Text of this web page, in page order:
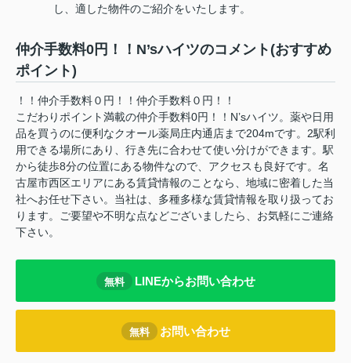
し、適した物件のご紹介をいたします。
仲介手数料0円！！N’sハイツのコメント(おすすめ
ポイント)
！！仲介手数料０円！！仲介手数料０円！！
こだわりポイント満載の仲介手数料0円！！N’sハイツ。薬や日用
品を買うのに便利なクオール薬局庄内通店まで204mです。2駅利
用できる場所にあり、行き先に合わせて使い分けができます。駅
から徒歩8分の位置にある物件なので、アクセスも良好です。名
古屋市西区エリアにある賃貸情報のことなら、地域に密着した当
社へお任せ下さい。当社は、多種多様な賃貸情報を取り扱ってお
ります。ご要望や不明な点などございましたら、お気軽にご連絡
下さい。
無料 LINEからお問い合わせ
無料 お問い合わせ